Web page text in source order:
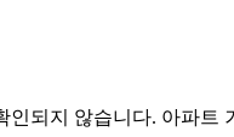
되지 않습니다. 아파트